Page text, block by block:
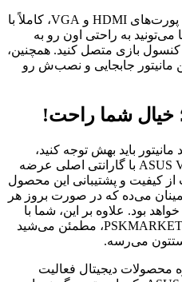
علاوه بر این، این مانیتور با داشتن پورت‌های HDMI و VGA، کاملاً با
به راحتی اون رو به
بازی متصل کنید. همچنین،
جابجایی و نصب‌ش رو
خیال شما راحت!
باید بهش توجه کنید،
گارانتی معتبره. مانیتور ASUS VA24EHF با گارانتی اصلی عرضه
کیفیت و پشتیبانی این محصول
می‌ده که در صورت بروز هر
بود. علاوه بر این، شما با
خرید از فروشگاه‌های معتبر مثل PSKMARKET، مطمئن می‌شید
می‌رسه.
دیجیتال فعالیت